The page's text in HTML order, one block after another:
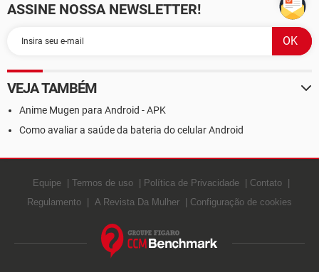
ASSINE NOSSA NEWSLETTER!
VEJA TAMBÉM
Anime Mugen para Android - APK
Como avaliar a saúde da bateria do celular Android
Equipe Termos de uso Política de Privacidade
Contato
Regulamento
A Revista Da Mulher Configuração de cookies